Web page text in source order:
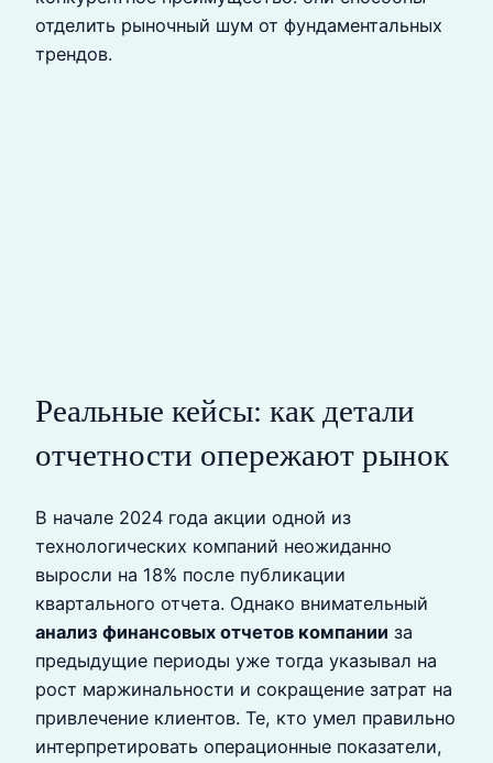
отделить рыночный шум от фундаментальных
трендов.
Реальные кейсы: как детали
отчетности опережают рынок
В начале 2024 года акции одной из
технологических компаний неожиданно
выросли на 18% после публикации
квартального отчета. Однако внимательный
анализ финансовых отчетов компании за
предыдущие периоды уже тогда указывал на
рост маржинальности и сокращение затрат на
привлечение клиентов. Те, кто умел правильно
интерпретировать операционные показатели,